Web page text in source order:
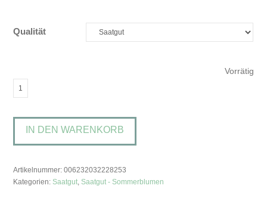
Qualität
Vorrätig
Lathyrus
'Villa
Roma
White
Menge
IN DEN WARENKORB
Artikelnummer:006232032228253
Kategorien: Saatgut Saatgut - Sommerblumen